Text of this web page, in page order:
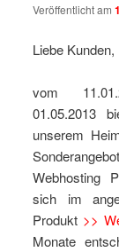
Veröffentlicht am
Liebe Kunden,
vom
01.05.2013
unserem
Webhosting
sich im
Produkt >>
Monate